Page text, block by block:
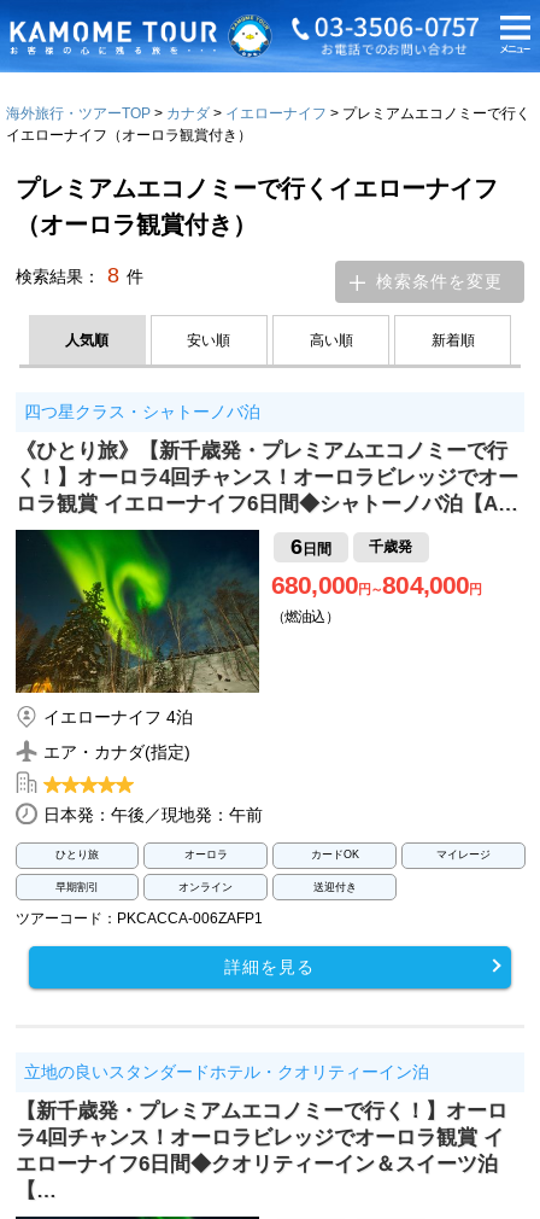
海外旅行・ツアーTOP カナダ イエローナイフ
プレミアムエコノミーで行く
イエローナイフ（オーロラ観賞付き）
プレミアムエコノミーで行くイエローナイフ
（オーロラ観賞付き）
検索結果： 8 件 検索条件を変更
人気順 安い順 高い順 新着順
四つ星クラス・シャトーノバ泊
《ひとり旅》【新千歳発・プレミアムエコノミーで行
く！】オーロラ4回チャンス！オーロラビレッジでオー
ロラ観賞 イエローナイフ6日間◆シャトーノバ泊【A…
6日間 千歳発
680,000円～804,000円
（燃油込）
イエローナイフ 4泊
エア・カナダ(指定)
日本発：午後／現地発：午前
ひとり旅 オーロラ カードOK マイレージ
早期割引 オンライン 送迎付き
ツアーコード：PKCACCA-006ZAFP1
詳細を見る
立地の良いスタンダードホテル・クオリティーイン泊
【新千歳発・プレミアムエコノミーで行く！】オーロ
ラ4回チャンス！オーロラビレッジでオーロラ観賞 イ
エローナイフ6日間◆クオリティーイン＆スイーツ泊
【…